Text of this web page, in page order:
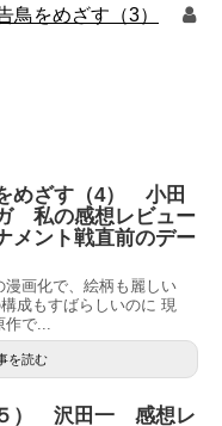
鳥をめざす（3）
めざす（4） 小田
私の感想レビュー
メント戦直前のデー
画化で、絵柄も麗しい
成もすばらしいのに 現
作で...
を読む
） 沢田一 感想レ